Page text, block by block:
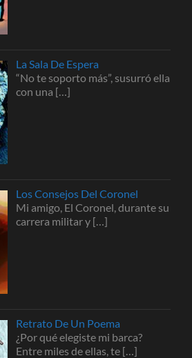
La Sala De Espera
“No te soporto más”, susurró ella
con una […]
Los Consejos Del Coronel
Mi amigo, El Coronel, durante su
carrera militar y […]
Retrato De Un Poema
¿Por qué elegiste mi barca?
Entre miles de ellas, te […]